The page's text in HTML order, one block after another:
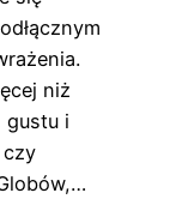
niż
gustu i
czy